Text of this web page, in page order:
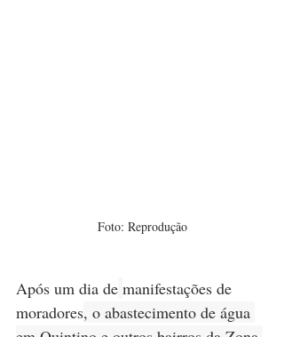
Foto: Reprodução
Após um dia de manifestações de
moradores, o abastecimento de água